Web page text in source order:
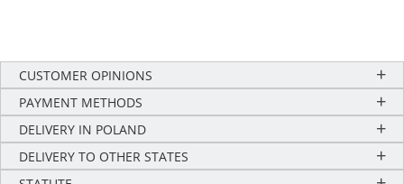
CUSTOMER OPINIONS
PAYMENT METHODS
DELIVERY IN POLAND
DELIVERY TO OTHER STATES